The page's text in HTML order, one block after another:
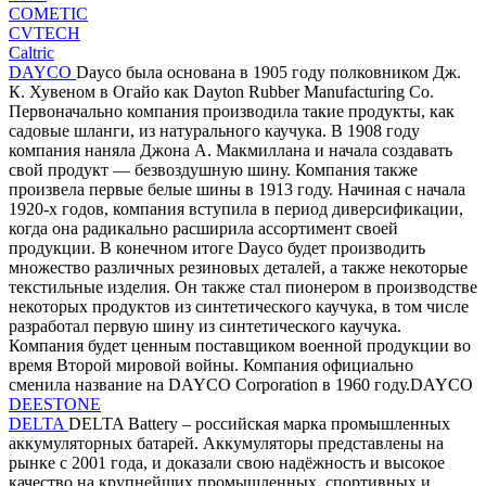
COMETIC
CVTECH
Caltric
DAYCO Dayco была основана в 1905 году полковником Дж.
К. Хувеном в Огайо как Dayton Rubber Manufacturing Co.
Первоначально компания производила такие продукты, как
садовые шланги, из натурального каучука. В 1908 году
компания наняла Джона А. Макмиллана и начала создавать
свой продукт — безвоздушную шину. Компания также
произвела первые белые шины в 1913 году. Начиная с начала
1920-х годов, компания вступила в период диверсификации,
когда она радикально расширила ассортимент своей
продукции. В конечном итоге Dayco будет производить
множество различных резиновых деталей, а также некоторые
текстильные изделия. Он также стал пионером в производстве
некоторых продуктов из синтетического каучука, в том числе
разработал первую шину из синтетического каучука.
Компания будет ценным поставщиком военной продукции во
время Второй мировой войны. Компания официально
сменила название на DAYCO Corporation в 1960 году.DAYCO
DEESTONE
DELTA DELTA Battery – российская марка промышленных
аккумуляторных батарей. Аккумуляторы представлены на
рынке с 2001 года, и доказали свою надёжность и высокое
качество на крупнейших промышленных, спортивных и